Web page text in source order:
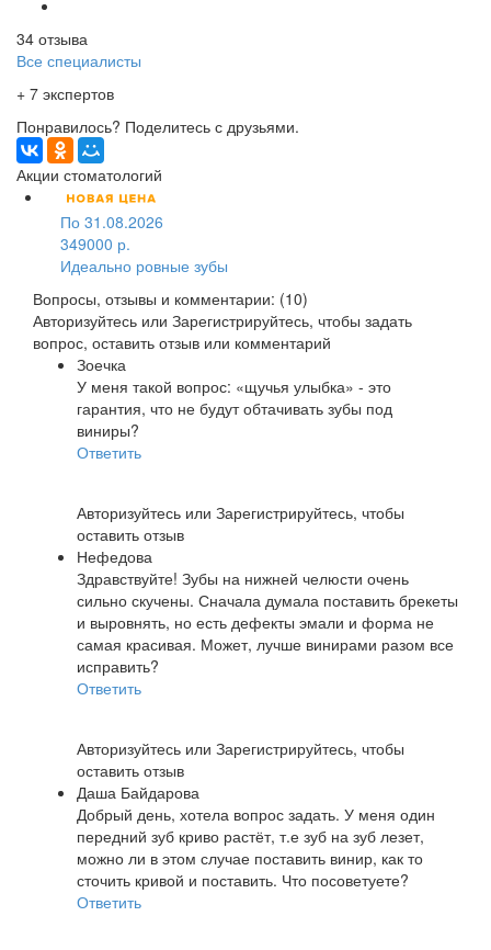
34 отзыва
Все специалисты
+ 7 экспертов
Понравилось? Поделитесь с друзьями.
Акции стоматологий
По 31.08.2026
349000 р.
Идеально ровные зубы
Вопросы, отзывы и комментарии: (10)
Авторизуйтесь или Зарегистрируйтесь, чтобы задать
вопрос, оставить отзыв или комментарий
Зоечка
У меня такой вопрос: «щучья улыбка» - это
гарантия, что не будут обтачивать зубы под
виниры?
Ответить
Авторизуйтесь или Зарегистрируйтесь, чтобы
оставить отзыв
Нефедова
Здравствуйте! Зубы на нижней челюсти очень
сильно скучены. Сначала думала поставить брекеты
и выровнять, но есть дефекты эмали и форма не
самая красивая. Может, лучше винирами разом все
исправить?
Ответить
Авторизуйтесь или Зарегистрируйтесь, чтобы
оставить отзыв
Даша Байдарова
Добрый день, хотела вопрос задать. У меня один
передний зуб криво растёт, т.е зуб на зуб лезет,
можно ли в этом случае поставить винир, как то
сточить кривой и поставить. Что посоветуете?
Ответить